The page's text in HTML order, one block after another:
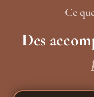
Ce
Des